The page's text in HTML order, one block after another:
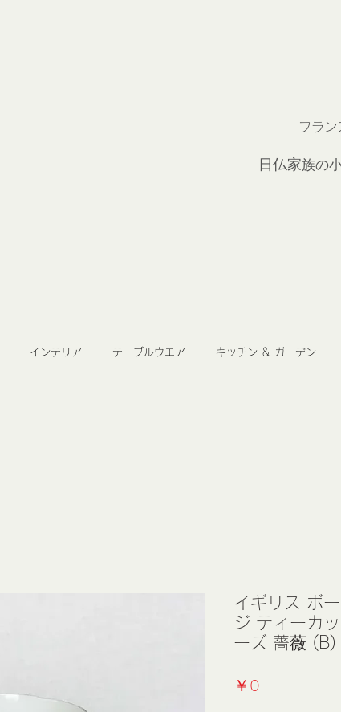
フラン
日仏家族の
イギリス ボ
ジ ティーカ
ーズ 薔薇 (B)
￥0
インテリア テーブルウエア キッチン ＆ ガーデン